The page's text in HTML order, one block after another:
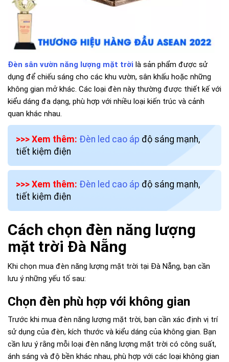
Đèn sân vườn năng lượng mặt trời là sản phẩm được sử
dụng để chiếu sáng cho các khu vườn, sân khấu hoặc những
không gian mở khác. Các loại đèn này thường được thiết kế với
kiểu dáng đa dạng, phù hợp với nhiều loại kiến trúc và cảnh
quan khác nhau.
>>> Xem thêm: Đèn led cao áp độ sáng mạnh,
tiết kiệm điện
>>> Xem thêm: Đèn led cao áp độ sáng mạnh,
tiết kiệm điện
Cách chọn đèn năng lượng
mặt trời Đà Nẵng
Khi chọn mua đèn năng lượng mặt trời tại Đà Nẵng, bạn cần
lưu ý những yếu tố sau:
Chọn đèn phù hợp với không gian
Trước khi mua đèn năng lượng mặt trời, bạn cần xác định vị trí
sử dụng của đèn, kích thước và kiểu dáng của không gian. Bạn
cần lưu ý rằng mỗi loại đèn năng lượng mặt trời có công suất,
ánh sáng và độ bền khác nhau, phù hợp với các loại không gian